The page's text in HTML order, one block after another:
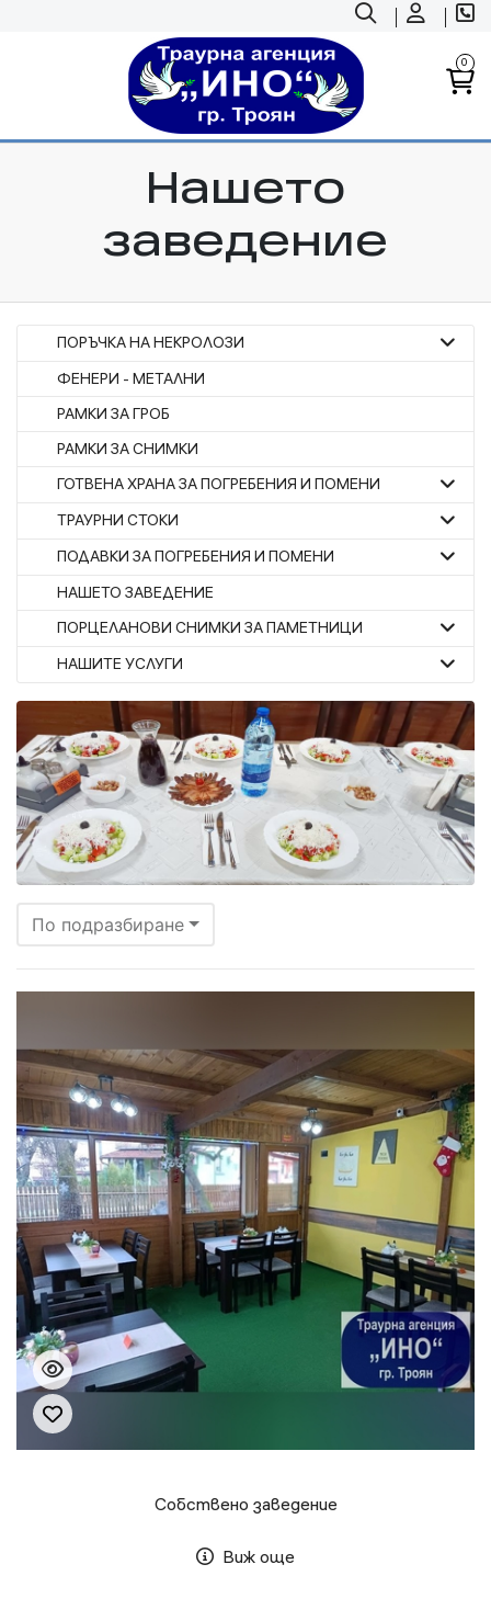
0
Нашето
заведение
ПОРЪЧКА НА НЕКРОЛОЗИ
ФЕНЕРИ - МЕТАЛНИ
РАМКИ ЗА ГРОБ
РАМКИ ЗА СНИМКИ
ГОТВЕНА ХРАНА ЗА ПОГРЕБЕНИЯ И ПОМЕНИ
ТРАУРНИ СТОКИ
ПОДАВКИ ЗА ПОГРЕБЕНИЯ И ПОМЕНИ
НАШЕТО ЗАВЕДЕНИЕ
ПОРЦЕЛАНОВИ СНИМКИ ЗА ПАМЕТНИЦИ
НАШИТЕ УСЛУГИ
По подразбиране
Собствено заведение
Виж още